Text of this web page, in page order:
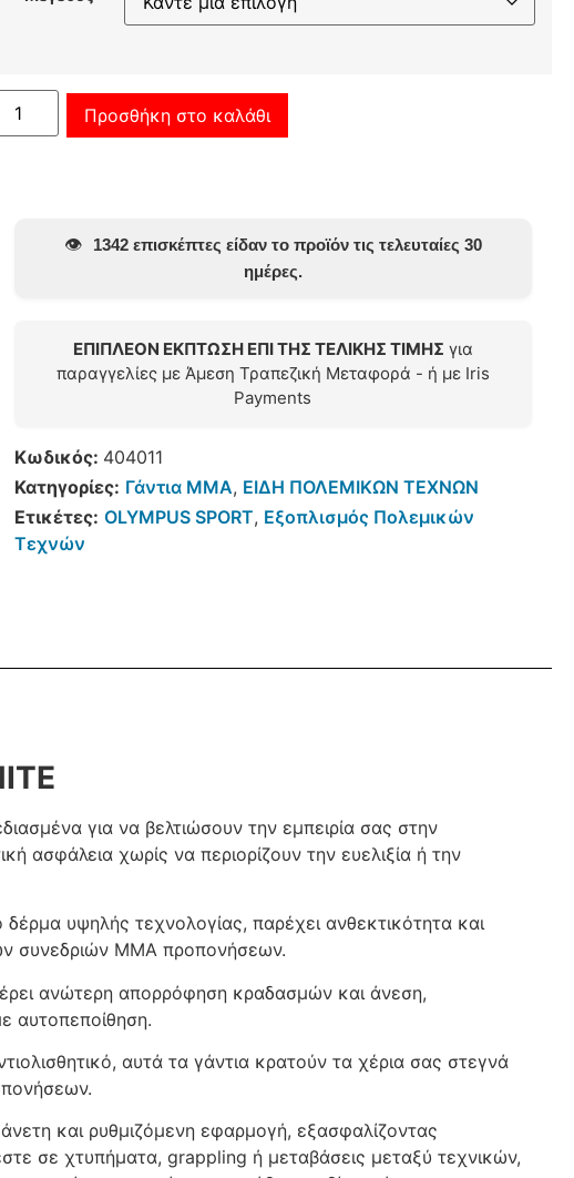
Προσθήκη στο καλάθι
👁️
1342 επισκέπτες είδαν το προϊόν τις τελευταίες 30
ημέρες.
ΕΠΙΠΛΕΟΝ ΕΚΠΤΩΣΗ ΕΠΙ ΤΗΣ ΤΕΛΙΚΗΣ ΤΙΜΗΣ για
παραγγελίες με Άμεση Τραπεζική Μεταφορά - ή με Iris
Payments
Κωδικός: 404011
Κατηγορίες: Γάντια ΜΜΑ, ΕΙΔΗ ΠΟΛΕΜΙΚΩΝ ΤΕΧΝΩΝ
Ετικέτες: OLYMPUS SPORT, Εξοπλισμός Πολεμικών
Τεχνών
για να βελτιώσουν την εμπειρία σας στην
ασφάλεια χωρίς να περιορίζουν την ευελιξία ή την
υψηλής τεχνολογίας, παρέχει ανθεκτικότητα και
συνεδριών MMA προπονήσεων.
ανώτερη απορρόφηση κραδασμών και άνεση,
αυτοπεποίθηση.
αυτά τα γάντια κρατούν τα χέρια σας στεγνά
και ρυθμιζόμενη εφαρμογή, εξασφαλίζοντας
σε χτυπήματα, grappling ή μεταβάσεις μεταξύ τεχνικών,